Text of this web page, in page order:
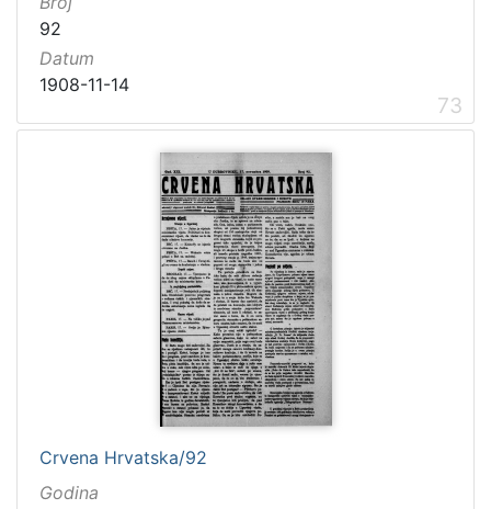
92
Datum
1908-11-14
73
Crvena Hrvatska/92
Godina